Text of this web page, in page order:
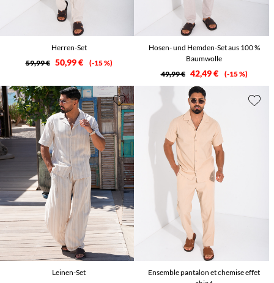
Herren-Set
59,99 € 50,99 € -15 %
Hosen- und Hemden-Set aus 100 %
Baumwolle
49,99 € 42,49 € -15 %
Leinen-Set
Ensemble pantalon et chemise effet